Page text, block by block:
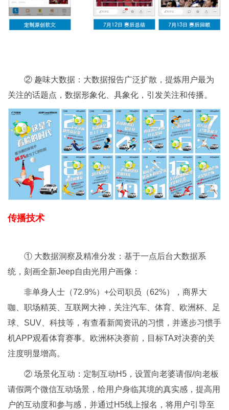
② 趣味大数据：大数据报告广泛扩散，提炼用户最为
关注的话题点，数据形象化、具象化，引发关注和传播。
传播技术
① 大数据洞察及精准分发：基于一点后台大数据系
统，刻画全新Jeep自由光用户画像：
非单身人士（72.9%）+公司职员（62%），商界大
咖、职场精英、互联网大神，关注汽车、体育、欧洲杯、足
球、SUV、科技等，有查看新闻资讯的习惯，并逐步习惯手
机APP观看体育赛事。欧洲杯决赛前，目标TA对决赛的关
注度明显增高。
② 场景化互动：定制互动H5，设置向老婆请假/向老板
请假两个微信互动场景，给用户身临其境的真实感，提高用
户的互动度和参与感，并通过H5线上报名，将用户引导至